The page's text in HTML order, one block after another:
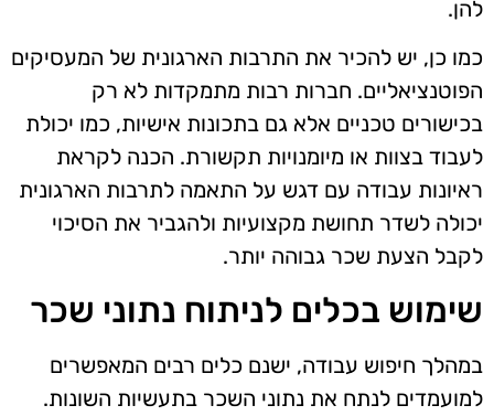
להן.
כמו כן, יש להכיר את התרבות הארגונית של המעסיקים
הפוטנציאליים. חברות רבות מתמקדות לא רק
בכישורים טכניים אלא גם בתכונות אישיות, כמו יכולת
לעבוד בצוות או מיומנויות תקשורת. הכנה לקראת
ראיונות עבודה עם דגש על התאמה לתרבות הארגונית
יכולה לשדר תחושת מקצועיות ולהגביר את הסיכוי
לקבל הצעת שכר גבוהה יותר.
שימוש בכלים לניתוח נתוני שכר
במהלך חיפוש עבודה, ישנם כלים רבים המאפשרים
למועמדים לנתח את נתוני השכר בתעשיות השונות.